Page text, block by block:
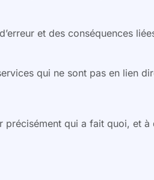
et des conséquences
qui ne sont pas en lien
précisément qui a fait quoi, et à